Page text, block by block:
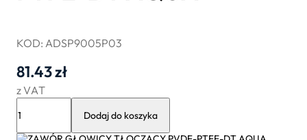
KOD: ADSP9005P03
81.43zł
z VAT
ZAWÓR
TŁOCZĄCY
Dodaj do koszyka